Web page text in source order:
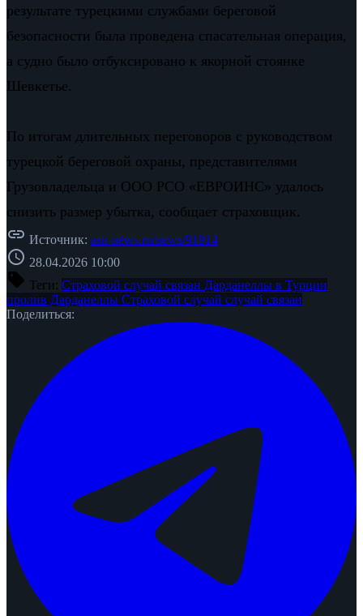
результате турецкими службами береговой
безопасности была проведена спасательная операция,
а судно было отбуксировано к якорной стоянке
Шевкетье.
По итогам длительных переговоров с руководством
турецкой береговой охраны, представителями
Грузовладельца и ООО РСО «ЕВРОИНС» удалось
снизить размер убытка, сообщает страховщик.
link Источник: asn-news.ru/news/91914
schedule 28.04.2026 10:00
sell Теги: Страховой случай связан Дарданеллы в Турции
пролив Дарданеллы Страховой случай случай связан
Поделиться: